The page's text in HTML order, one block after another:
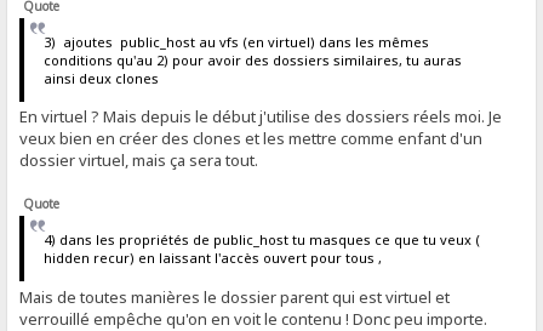
Quote
3) ajoutes public_host au vfs (en virtuel) dans les mêmes
conditions qu'au 2) pour avoir des dossiers similaires, tu auras
ainsi deux clones
En virtuel ? Mais depuis le début j'utilise des dossiers réels moi. Je
veux bien en créer des clones et les mettre comme enfant d'un
dossier virtuel, mais ça sera tout.
Quote
4) dans les propriétés de public_host tu masques ce que tu veux (
hidden recur) en laissant l'accès ouvert pour tous ,
Mais de toutes manières le dossier parent qui est virtuel et
verrouillé empêche qu'on en voit le contenu ! Donc peu importe.